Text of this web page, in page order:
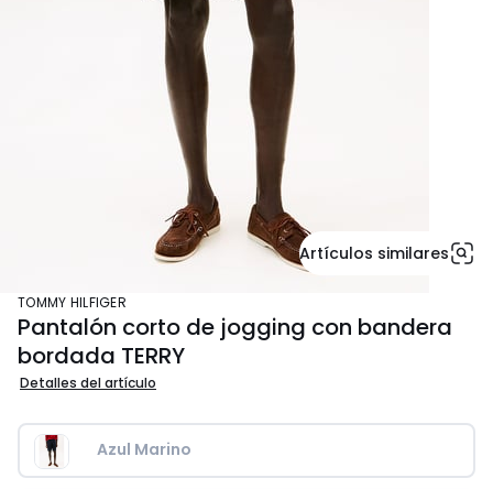
Artículos similares
TOMMY HILFIGER
Pantalón corto de jogging con bandera
bordada TERRY
Detalles del artículo
Azul Marino